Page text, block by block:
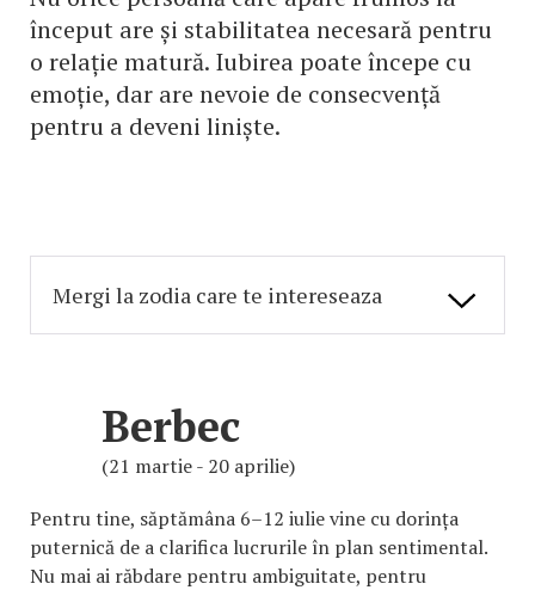
început are și stabilitatea necesară pentru
o relație matură. Iubirea poate începe cu
emoție, dar are nevoie de consecvență
pentru a deveni liniște.
Berbec
(21 martie - 20 aprilie)
Pentru tine, săptămâna 6–12 iulie vine cu dorința
puternică de a clarifica lucrurile în plan sentimental.
Nu mai ai răbdare pentru ambiguitate, pentru